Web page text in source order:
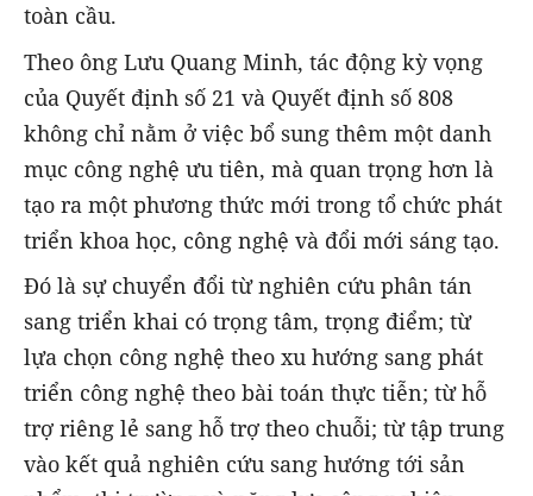
toàn cầu.
Theo ông Lưu Quang Minh, tác động kỳ vọng
của Quyết định số 21 và Quyết định số 808
không chỉ nằm ở việc bổ sung thêm một danh
mục công nghệ ưu tiên, mà quan trọng hơn là
tạo ra một phương thức mới trong tổ chức phát
triển khoa học, công nghệ và đổi mới sáng tạo.
Đó là sự chuyển đổi từ nghiên cứu phân tán
sang triển khai có trọng tâm, trọng điểm; từ
lựa chọn công nghệ theo xu hướng sang phát
triển công nghệ theo bài toán thực tiễn; từ hỗ
trợ riêng lẻ sang hỗ trợ theo chuỗi; từ tập trung
vào kết quả nghiên cứu sang hướng tới sản